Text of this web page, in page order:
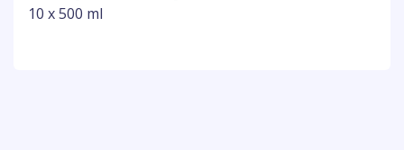
10 x 500 ml